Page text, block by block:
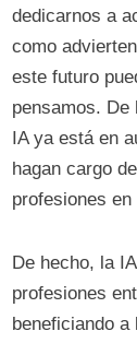
dedicarnos a
como
este futuro
pensamos. De
IA ya está en
hagan cargo
profesiones
De hecho, la
profesiones
beneficiando